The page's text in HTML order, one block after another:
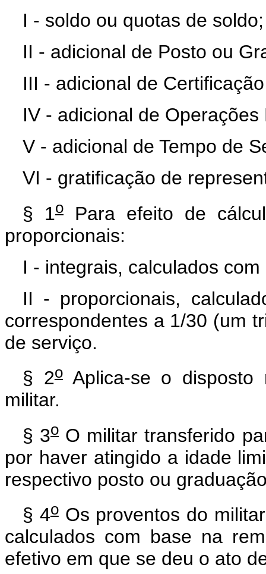
I - soldo ou quotas de soldo;
II - adicional de Posto ou
III - adicional de
IV - adicional de Operações
V - adicional de Tempo de
VI - gratificação de
§ 1o Para efeito de
proporcionais:
I - integrais, calculados
II - proporcionais,
correspondentes a 1/30 (um
de serviço.
§ 2oAplica-se o disposto
militar.
§ 3oO militar transferido
por haver atingido a idade
respectivo posto ou
§ 4oOs proventos do
calculados com base na
efetivo em que se deu o ato